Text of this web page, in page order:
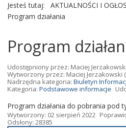
Jesteś tutaj: AKTUALNOŚCI I
Program działania
Program
Udostępniony przez: Maciej Jerzakowski
Wytworzony przez: Maciej Jerzakowski
Nadrzędna kategoria: Biuletyn
Kategoria: Podstawowe informacje
Program działania do pobrania pod
Wytworzony: 02 sierpień 2022
Odsłony: 28385